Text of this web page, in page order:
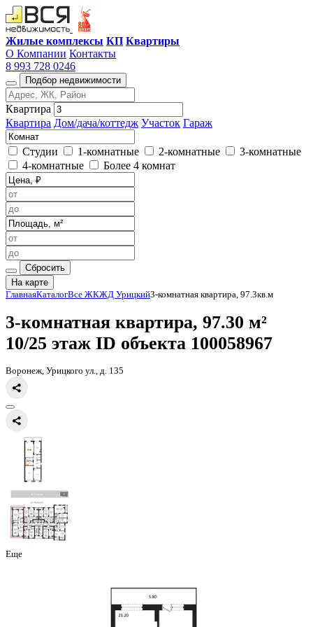
Жилые комплексы КП Квартиры
О Компании Контакты
8 993 728 0246
Подбор недвижимости
Квартира
Квартира Дом/дача/коттедж Участок Гараж
Студии 1-комнатные 2-комнатные
3-комнатные
4-комнатные
Более 4 комнат
Сбросить
На карте
Главная Каталог Все ЖК
3-комнатная квартира, 97.30
10/25 этаж
Воронеж, Урицкого ул., д. 135